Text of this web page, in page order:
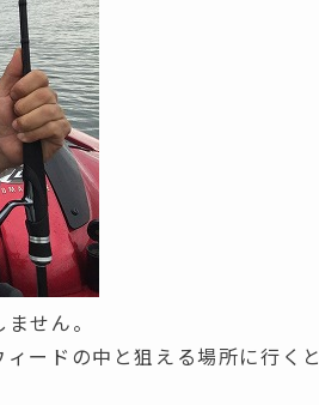
せん。
ードの中と狙える場所に行くと